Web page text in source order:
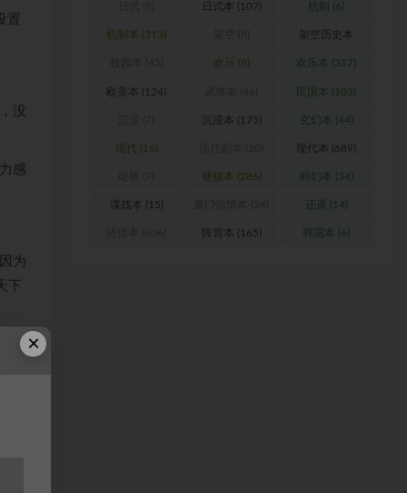
置
没
感
为
下
日式本 (107) 机制 (6)
机制本 (313) 架空历史本
(102)
欢乐 (8) 欢乐本 (317)
欧美本 (124) 民国本 (103)
沉浸本 (175) 玄幻本 (44)
现代 (16) 现代本 (689)
硬核本 (286) 科幻本 (34)
谍战本 (15) 还原 (14)
阵营本 (165) 韩国本 (6)
×